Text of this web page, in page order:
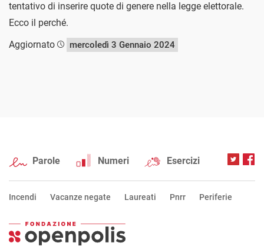
tentativo di inserire quote di genere nella legge elettorale.
Ecco il perché.
Aggiornato
mercoledì 3 Gennaio 2024
Parole Numeri Esercizi
Incendi Vacanze negate Laureati Pnrr Periferie